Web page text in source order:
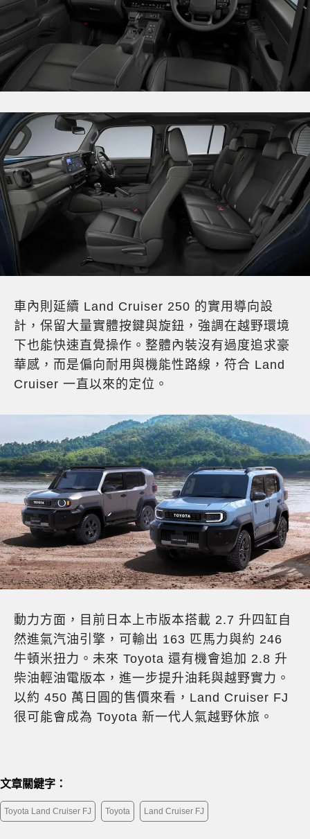
車內則延續 Land Cruiser 250 的實用導向設
計，保留大量實體按鍵與旋鈕，強調在越野環境
下也能快速直覺操作。整體內裝沒有過度追求豪
華感，而是偏向耐用與機能性路線，符合 Land
Cruiser 一直以來的定位。
動力方面，目前日本上市版本搭載 2.7 升四缸自
然進氣汽油引擎，可輸出 163 匹馬力與約 246
牛頓米扭力。未來 Toyota 還有機會追加 2.8 升
柴油輕油電版本，進一步提升油耗與越野實力。
以約 450 萬日圓的售價來看，Land Cruiser FJ
很可能會成為 Toyota 新一代人氣越野休旅。
文章關鍵字：
Toyota Land Cruiser FJ Toyota Land Cruiser FJ